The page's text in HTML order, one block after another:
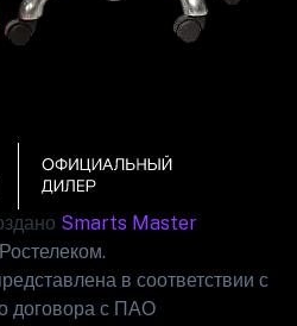
Smarts Master
в соответствии с
договора с ПАО